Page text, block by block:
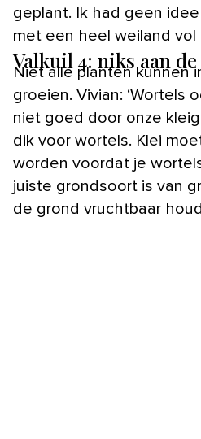
geplant. Ik had geen
met een heel weiland vol
Valkuil 4: niks aan
Niet alle planten kunnen
groeien. Vivian: ‘Wortels
niet goed door onze
dik voor wortels. Klei
worden voordat je
juiste grondsoort is van
de grond vruchtbaar